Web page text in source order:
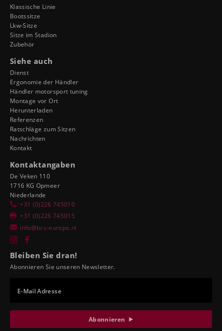
Klassische Linie
Bootssitze
Lkw-Sitze
Sitze im Stadion
Zubehör
Siehe auch
Dienst
Ergonomie der Händler
Händler motorsport tuning
Montage vor Ort
Herunterladen
Referenzen
Ratschläge zum Sitzen
Nachrichten
Kontakt
Kontaktangaben
De Veken 110
1716 KG Opmeer
Niederlande
+31 (0)226 745010
+31 (0)226 745015
info@bcs-europe.nl
Bleiben Sie dran!
Abonnieren Sie unseren Newsletter.
E-Mail Adresse
Abonnieren